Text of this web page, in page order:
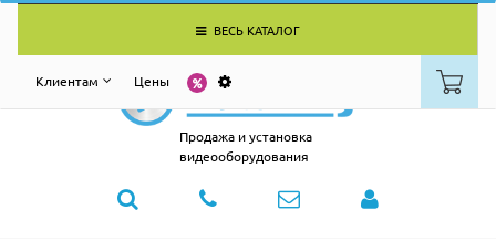
ВЕСЬ КАТАЛОГ
Клиентам Цены
Продажа и установка
видеооборудования